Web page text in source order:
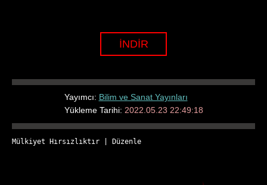
İNDİR
Yayımcı: Bilim ve Sanat Yayınları
Yükleme Tarihi: 2022.05.23 22:49:18
Mülkiyet Hırsızlıktır Düzenle